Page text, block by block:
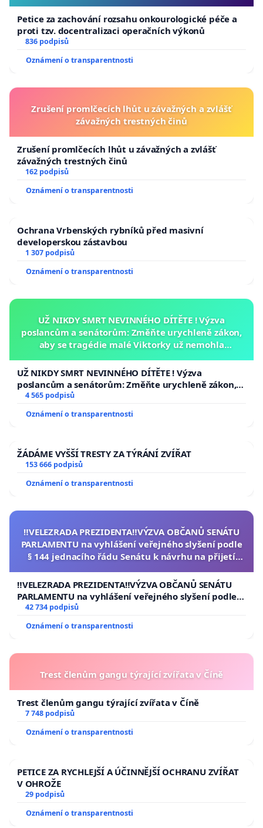
Petice za zachování rozsahu onkourologické péče a
proti tzv. docentralizaci operačních výkonů
836 podpisů
Oznámení o transparentnosti
Zrušení promlčecích lhůt u závažných a zvlášť
závažných trestných činů
Zrušení promlčecích lhůt u závažných a zvlášť
závažných trestných činů
162 podpisů
Oznámení o transparentnosti
Ochrana Vrbenských rybníků před masivní
developerskou zástavbou
1 307 podpisů
Oznámení o transparentnosti
UŽ NIKDY SMRT NEVINNÉHO DÍTĚTE ! Výzva
poslancům a senátorům: Změňte urychleně zákon,
aby se tragédie malé Viktorky už nemohla
UŽ NIKDY SMRT NEVINNÉHO DÍTĚTE ! Výzva
poslancům a senátorům: Změňte urychleně zákon,
aby se tragédie malé Viktorky už nemohla opakovat!
4 565 podpisů
Oznámení o transparentnosti
ŽÁDÁME VYŠŠÍ TRESTY ZA TÝRÁNÍ ZVÍŘAT
153 666 podpisů
Oznámení o transparentnosti
‼️VELEZRADA PREZIDENTA‼️VÝZVA OBČANŮ SENÁTU
PARLAMENTU na vyhlášení veřejného slyšení podle
§ 144 jednacího řádu Senátu k návrhu na přijetí
republiky
‼️VELEZRADA PREZIDENTA‼️VÝZVA OBČANŮ SENÁTU
PARLAMENTU na vyhlášení veřejného slyšení podle §
144 jednacího řádu Senátu k návrhu na přijetí
usnesení k podání ústavní žaloby na prezidenta
republiky
42 734 podpisů
Oznámení o transparentnosti
Trest členům gangu týrající zvířata v Číně
Trest členům gangu týrající zvířata v Číně
7 748 podpisů
Oznámení o transparentnosti
PETICE ZA RYCHLEJŠÍ A ÚČINNĚJŠÍ OCHRANU ZVÍŘAT
V OHROŽE
29 podpisů
Oznámení o transparentnosti